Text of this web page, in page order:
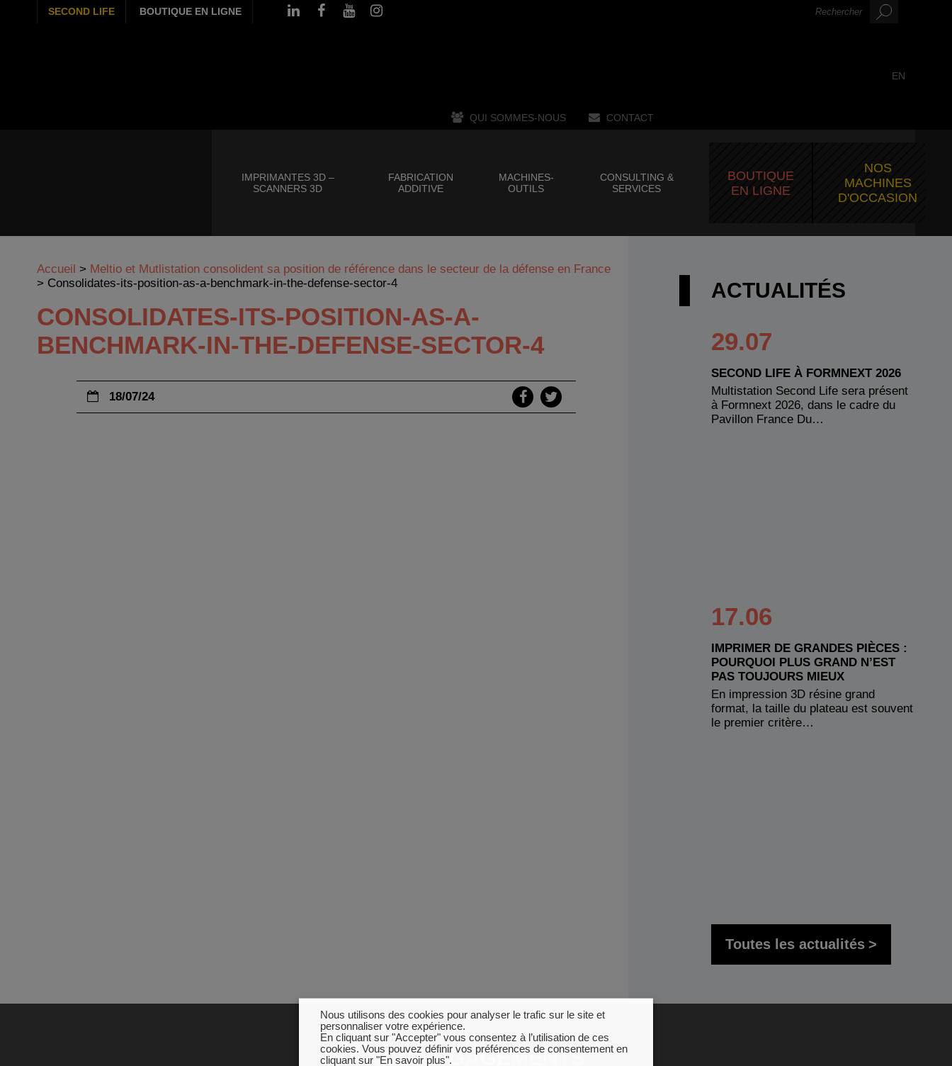
SECOND LIFE BOUTIQUE EN LIGNE
QUI SOMMES-NOUS CONTACT
EN
IMPRIMANTES 3D –
SCANNERS 3D
FABRICATION
ADDITIVE
MACHINES-
OUTILS
CONSULTING &
SERVICES
BOUTIQUE
EN LIGNE
NOS
MACHINES
D'OCCASION
Accueil > Meltio et Mutlistation consolident sa position de référence dans le secteur de la défense en France
> Consolidates-its-position-as-a-benchmark-in-the-defense-sector-4
CONSOLIDATES-ITS-POSITION-AS-A-
BENCHMARK-IN-THE-DEFENSE-SECTOR-4
18/07/24
ACTUALITÉS
29.07
SECOND LIFE À FORMNEXT 2026
Multistation Second Life sera présent
à Formnext 2026, dans le cadre du
Pavillon France Du…
17.06
IMPRIMER DE GRANDES PIÈCES :
POURQUOI PLUS GRAND N’EST
PAS TOUJOURS MIEUX
En impression 3D résine grand
format, la taille du plateau est souvent
le premier critère…
Toutes les actualités
NOS ENGAGEMENTS
Nous utilisons des cookies pour analyser le trafic sur le site et
personnaliser votre expérience.
En cliquant sur "Accepter" vous consentez à l’utilisation de ces
cookies. Vous pouvez définir vos préférences de consentement en
cliquant sur "En savoir plus".